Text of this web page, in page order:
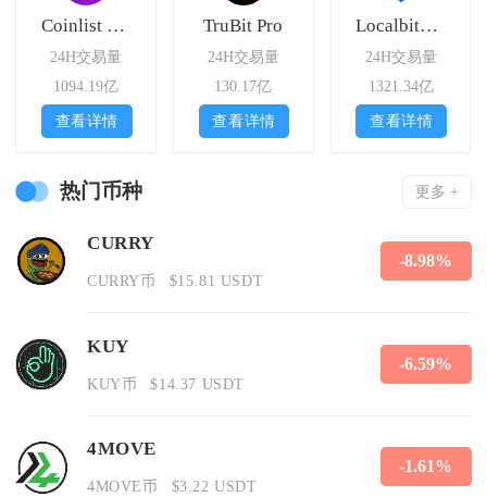
Coinlist Pro
24H交易量
1094.19亿
查看详情
TruBit Pro
24H交易量
130.17亿
查看详情
Localbitcoins
24H交易量
1321.34亿
查看详情
热门币种 更多 +
CURRY
CURRY币 $15.81 USDT
-8.98%
KUY
KUY币 $14.37 USDT
-6.59%
4MOVE
4MOVE币 $3.22 USDT
-1.61%